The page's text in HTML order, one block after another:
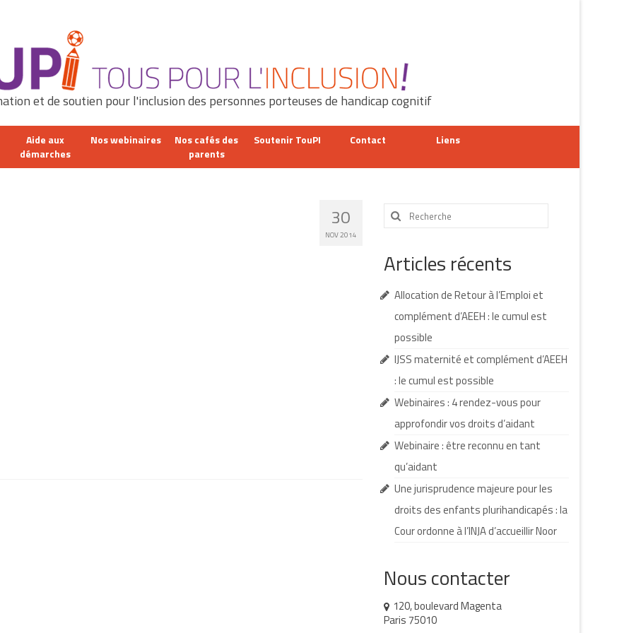
et de soutien pour l'inclusion des personnes porteuses de handicap cognitif
Aide aux
démarches
Nos webinaires
Nos cafés des
parents
Soutenir TouPI Contact Liens
30
NOV 2014
Rechercher
:
Articles récents
Allocation de Retour à l’Emploi et
complément d’AEEH : le cumul est
possible
IJSS maternité et complément d’AEEH
: le cumul est possible
Webinaires : 4 rendez-vous pour
approfondir vos droits d’aidant
Webinaire : être reconnu en tant
qu’aidant
Une jurisprudence majeure pour les
droits des enfants plurihandicapés : la
Cour ordonne à l’INJA d’accueillir Noor
Nous contacter
120, boulevard Magenta
Paris 75010